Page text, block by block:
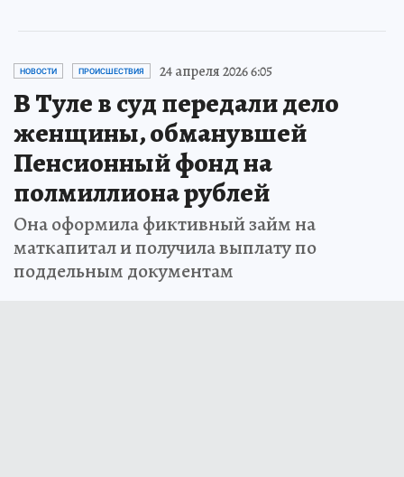
НОВОСТИ ПРОИСШЕСТВИЯ 24 апреля 2026 6:05
В Туле в суд передали дело
женщины, обманувшей
Пенсионный фонд на
полмиллиона рублей
Она оформила фиктивный займ на
маткапитал и получила выплату по
поддельным документам